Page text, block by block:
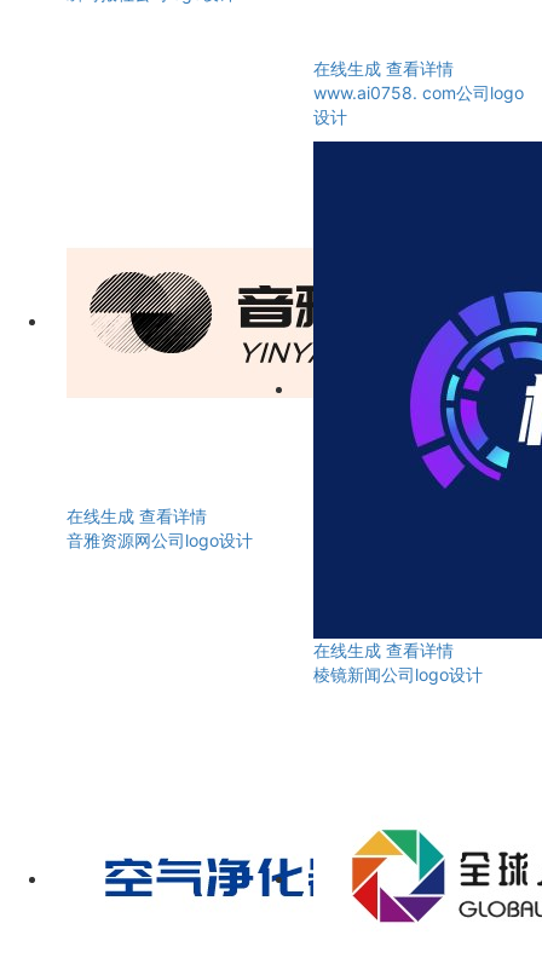
在线生成 查看详情
www.ai0758. com公司logo
设计
在线生成 查看详情
音雅资源网公司logo设计
在线生成 查看详情
棱镜新闻公司logo设计